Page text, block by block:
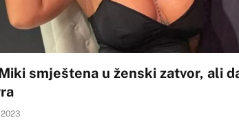
smještena u ženski zatvor, ali